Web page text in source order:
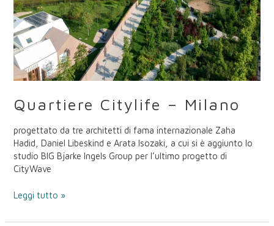
Quartiere Citylife – Milano
progettato da tre architetti di fama internazionale Zaha
Hadid, Daniel Libeskind e Arata Isozaki, a cui si è aggiunto lo
studio BIG Bjarke Ingels Group per l’ultimo progetto di
CityWave
Leggi tutto »